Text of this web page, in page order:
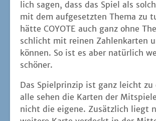
schein­li­che Gesamt­sum­me
die­sen Wert sagt man dann an.
gen­de Per­son kann nun die­sen
feln oder erhö­hen. Das geht so
Per­son tat­säch­lich anzwei­felt. Im
somit COYOTE ein rei­nes
rech­net aber viel mehr noch dem
Bauch­ge­fühl folgt. Denn über die
der ande­ren ver­sucht man auf